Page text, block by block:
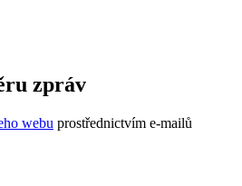
zpráv
webu prostřednictvím e-mailů